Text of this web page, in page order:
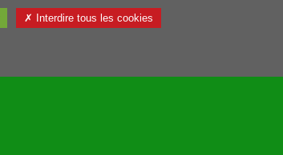
✗ Interdire tous les cookies